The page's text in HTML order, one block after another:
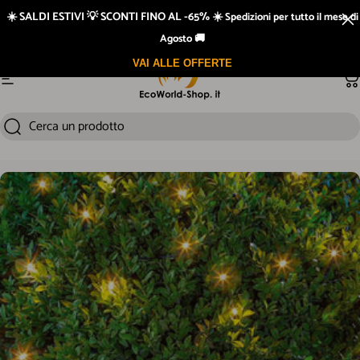
Vai direttamente ai contenutiProdotti testati
Navigazione del sito
CercaCerca un prodotto
☀️ SALDI ESTIVI 💡 SCONTI FINO AL -65% ☀️Spedizioni per tutto il mese di
Agosto 🚚
VAI ALLE OFFERTE